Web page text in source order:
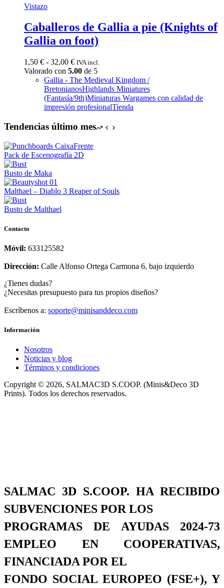
Vistazo
Caballeros de Gallia a pie (Knights of
Gallia on foot)
1,50 € - 32,00 €Rango
de
precios:
desde
1,50 €
hasta
IVA incl.
Valorado con 5.00 de 5
Gallia - The Medieval Kingdom /
BretonianosHighlands Miniatures
(Fantasía/9th)Miniaturas Wargames con calidad de
impresión profesionalTienda
Tendencias último mes
Pack de Escenografía 2D
Busto de Maka
Malthael – Diablo 3 Reaper of Souls
Busto de Malthael
Contacto
Móvil: 633125582
Dirección: Calle Alfonso Ortega Carmona 6, bajo izquierdo
¿Tienes dudas?
¿Necesitas presupuesto para tus propios diseños?
Escríbenos a: soporte@minisanddeco.com
Información
Nosotros
Noticias y blog
Términos y condiciones
Copyright © 2026, SALMAC3D S.COOP. (Minis&Deco 3D
Prints). Todos los derechos reservados.
SALMAC 3D S.COOP. HA RECIBIDO
SUBVENCIONES POR LOS
PROGRAMAS DE AYUDAS 2024-73
EMPLEO EN COOPERATIVAS,
FINANCIADA POR EL
FONDO SOCIAL EUROPEO (FSE+), Y